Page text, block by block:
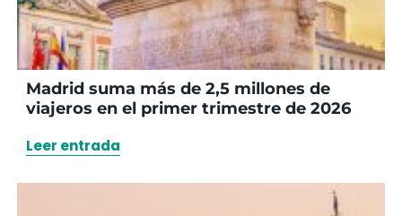
Madrid suma más de 2,5 millones de
viajeros en el primer trimestre de 2026
Leer entrada